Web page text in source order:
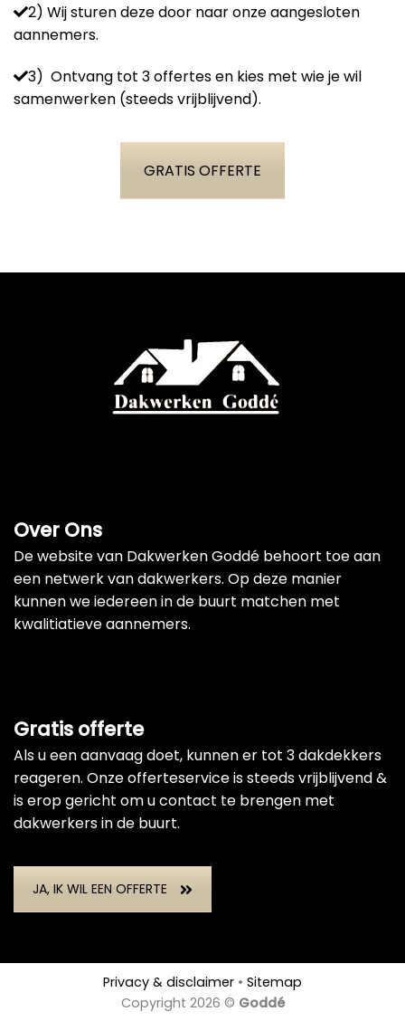
2) Wij sturen deze door naar onze aangesloten
aannemers.
3) Ontvang tot 3 offertes en kies met wie je wil
samenwerken (steeds vrijblijvend).
GRATIS OFFERTE
Over Ons
De website van Dakwerken Goddé behoort toe aan
een netwerk van dakwerkers. Op deze manier
kunnen we iedereen in de buurt matchen met
kwalitiatieve aannemers.
Gratis offerte
Als u een aanvaag doet, kunnen er tot 3 dakdekkers
reageren. Onze offerteservice is steeds vrijblijvend &
is erop gericht om u contact te brengen met
dakwerkers in de buurt.
JA, IK WIL EEN OFFERTE
Privacy & disclaimer • Sitemap
Copyright 2026 © Goddé